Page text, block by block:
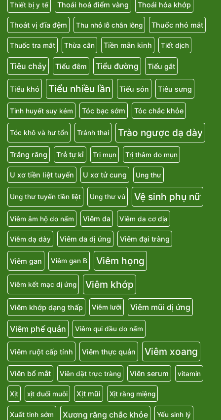
Thiết bị y tế Thoái hoá điểm vàng Thoái hóa khớp
Thoát vị đĩa đệm Thu nhỏ lỗ chân lông Thuốc nhỏ mắt
Thuốc tra mắt Thừa cân Tiền mãn kinh Tiết dịch
Tiêu chảy Tiểu đêm Tiểu đường Tiểu gắt
Tiểu khó Tiểu nhiều lần Tiểu són Tiêu sưng
Tinh huyết suy kém Tóc bạc sớm Tóc chắc khỏe
Tóc khô và hư tổn Tránh thai Trào ngược dạ dày
Trắng răng Trẻ tự kỉ Trị mụn Trị thâm do mụn
U xơ tiền liệt tuyến U xơ tử cung Ung thư
Ung thư tuyến tiền liệt Ung thư vú Vệ sinh phụ nữ
Viêm âm hộ do nấm Viêm da Viêm da cơ địa
Viêm dạ dày Viêm da dị ứng Viêm đại tràng
Viêm gan Viêm gan B Viêm họng
Viêm kết mạc dị ứng Viêm khớp
Viêm khớp dạng thấp Viêm lưỡi Viêm mũi dị ứng
Viêm phế quản Viêm qui đầu do nấm
Viêm ruột cấp tính Viêm thực quản Viêm xoang
Viên bổ mắt Viên đặt trực tràng Viên serum vitamin
Xịt xịt đuổi muỗi Xịt mũi Xịt răng miệng
Xuất tinh sớm Xương răng chắc khỏe Yếu sinh lý